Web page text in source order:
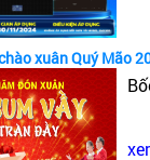
xuân Quý Mão